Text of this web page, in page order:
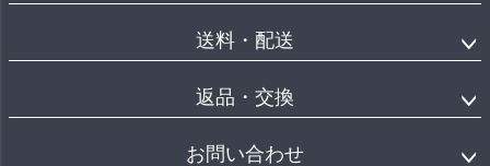
送料・配送
返品・交換
お問い合わせ